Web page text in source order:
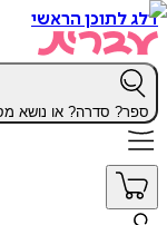
דלג לתוכן הראשי
ספר? סדרה? או נושא